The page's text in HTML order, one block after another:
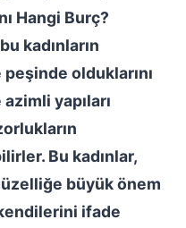
Hangi Burç?
kadınların
olduklarını
yapıları
Bu kadınlar,
büyük önem
ifade